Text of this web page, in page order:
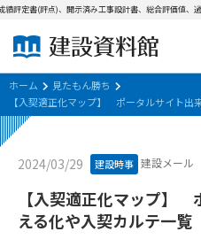
建設資料館と
東京都の入札
国土交通省の入
見たもん勝ち
定書(評点)、開示済み工事設計書、総合評価値、過
ホーム
見たもん勝ち
【入契適正化マップ】 ポータルサイト出
2024/03/29 建設時事 建設メール
【入契適正化マップ】
える化や入契カルテ一覧
第1条（規約の目的）
1. 本規約は、建設資料館が提